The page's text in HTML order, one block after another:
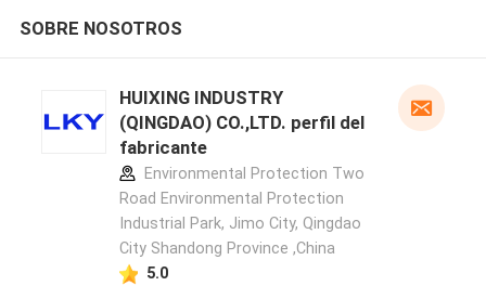
SOBRE NOSOTROS
HUIXING INDUSTRY
(QINGDAO) CO.,LTD. perfil del
fabricante
Environmental Protection Two
Road Environmental Protection
Industrial Park, Jimo City, Qingdao
City Shandong Province ,China
5.0